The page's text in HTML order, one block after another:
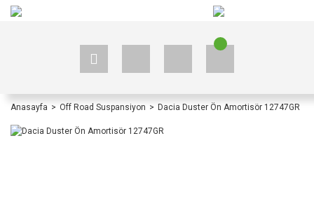
Anasayfa Off Road Suspansiyon Dacia Duster Ön Amortisör 12747GR